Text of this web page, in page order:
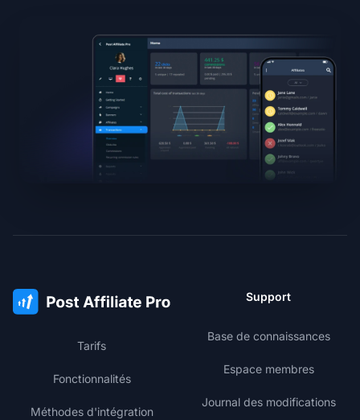
Tarifs
Fonctionnalités
Méthodes d'intégration
Support
Base de connaissances
Espace membres
Journal des modifications